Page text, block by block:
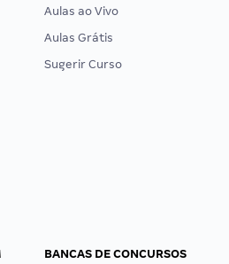
Aulas ao Vivo
Aulas Grátis
Sugerir Curso
BANCAS DE CONCURSOS